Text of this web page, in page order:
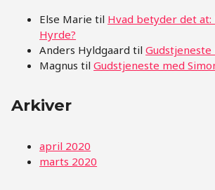
Else Marie til Hvad betyder det
Hyrde?
Anders Hyldgaard tilGudstjeneste
Magnus tilGudstjeneste med
Arkiver
april 2020
marts 2020